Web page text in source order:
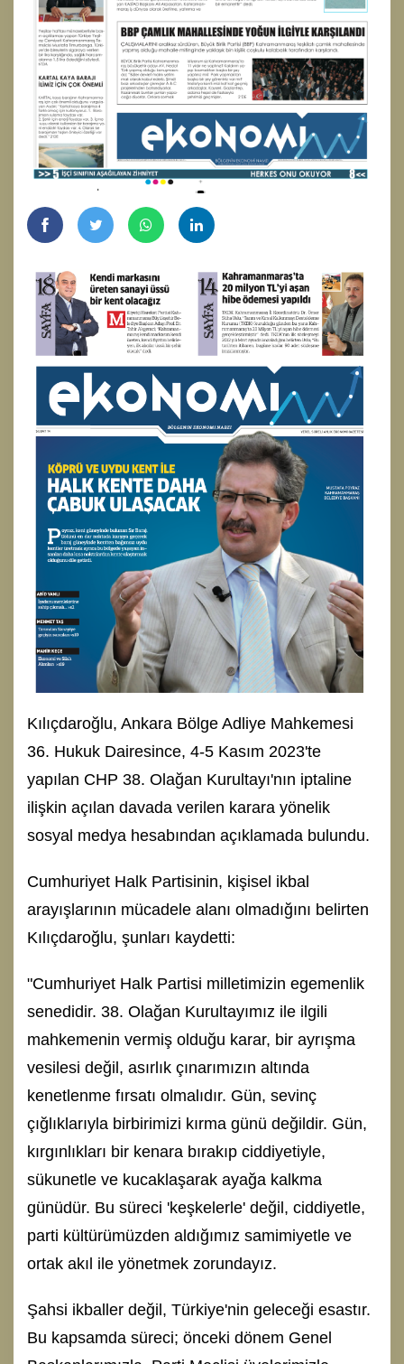
Kılıçdaroğlu, Ankara Bölge Adliye Mahkemesi
36. Hukuk Dairesince, 4-5 Kasım 2023'te
yapılan CHP 38. Olağan Kurultayı'nın iptaline
ilişkin açılan davada verilen karara yönelik
sosyal medya hesabından açıklamada bulundu.
Cumhuriyet Halk Partisinin, kişisel ikbal
arayışlarının mücadele alanı olmadığını belirten
Kılıçdaroğlu, şunları kaydetti:
"Cumhuriyet Halk Partisi milletimizin egemenlik
senedidir. 38. Olağan Kurultayımız ile ilgili
mahkemenin vermiş olduğu karar, bir ayrışma
vesilesi değil, asırlık çınarımızın altında
kenetlenme fırsatı olmalıdır. Gün, sevinç
çığlıklarıyla birbirimizi kırma günü değildir. Gün,
kırgınlıkları bir kenara bırakıp ciddiyetiyle,
sükunetle ve kucaklaşarak ayağa kalkma
günüdür. Bu süreci 'keşkelerle' değil, ciddiyetle,
parti kültürümüzden aldığımız samimiyetle ve
ortak akıl ile yönetmek zorundayız.
Şahsi ikballer değil, Türkiye'nin geleceği esastır.
Bu kapsamda süreci; önceki dönem Genel